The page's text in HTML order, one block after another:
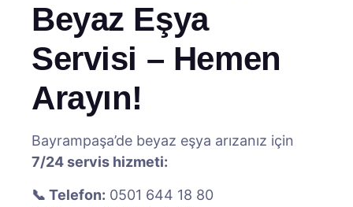
Beyaz Eşya
Servisi – Hemen
Arayın!
Bayrampaşa’de beyaz eşya arızanız için
7/24 servis hizmeti:
📞 Telefon: 0501 644 18 80